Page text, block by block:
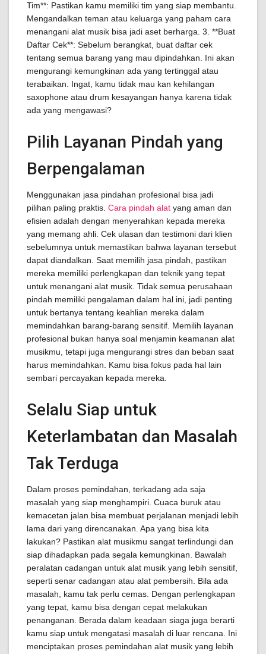
Tim**: Pastikan kamu memiliki tim yang siap membantu.
Mengandalkan teman atau keluarga yang paham cara
menangani alat musik bisa jadi aset berharga. 3. **Buat
Daftar Cek**: Sebelum berangkat, buat daftar cek
tentang semua barang yang mau dipindahkan. Ini akan
mengurangi kemungkinan ada yang tertinggal atau
terabaikan. Ingat, kamu tidak mau kan kehilangan
saxophone atau drum kesayangan hanya karena tidak
ada yang mengawasi?
Pilih Layanan Pindah yang
Berpengalaman
Menggunakan jasa pindahan profesional bisa jadi
pilihan paling praktis. Cara pindah alat yang aman dan
efisien adalah dengan menyerahkan kepada mereka
yang memang ahli. Cek ulasan dan testimoni dari klien
sebelumnya untuk memastikan bahwa layanan tersebut
dapat diandalkan. Saat memilih jasa pindah, pastikan
mereka memiliki perlengkapan dan teknik yang tepat
untuk menangani alat musik. Tidak semua perusahaan
pindah memiliki pengalaman dalam hal ini, jadi penting
untuk bertanya tentang keahlian mereka dalam
memindahkan barang-barang sensitif. Memilih layanan
profesional bukan hanya soal menjamin keamanan alat
musikmu, tetapi juga mengurangi stres dan beban saat
harus memindahkan. Kamu bisa fokus pada hal lain
sembari percayakan kepada mereka.
Selalu Siap untuk
Keterlambatan dan Masalah
Tak Terduga
Dalam proses pemindahan, terkadang ada saja
masalah yang siap menghampiri. Cuaca buruk atau
kemacetan jalan bisa membuat perjalanan menjadi lebih
lama dari yang direncanakan. Apa yang bisa kita
lakukan? Pastikan alat musikmu sangat terlindungi dan
siap dihadapkan pada segala kemungkinan. Bawalah
peralatan cadangan untuk alat musik yang lebih sensitif,
seperti senar cadangan atau alat pembersih. Bila ada
masalah, kamu tak perlu cemas. Dengan perlengkapan
yang tepat, kamu bisa dengan cepat melakukan
penanganan. Berada dalam keadaan siaga juga berarti
kamu siap untuk mengatasi masalah di luar rencana. Ini
menciptakan proses pemindahan alat musik yang lebih